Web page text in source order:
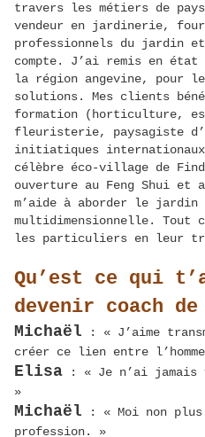
travers les métiers de
vendeur en jardinerie,
professionnels du jardin
compte. J’ai remis en
la région angevine, pour
solutions. Mes clients
formation (horticulture,
fleuristerie, paysagiste
initiatiques internationaux,
célèbre éco-village de
ouverture au Feng Shui et
m’aide à aborder le jardin
multidimensionnelle. Tout
les particuliers en leur
Qu’est ce qui
devenir coach
Michaël : « J’aime
créer ce lien entre
Elisa : « Je n’ai jamais
»
Michaël : « Moi non
profession. »